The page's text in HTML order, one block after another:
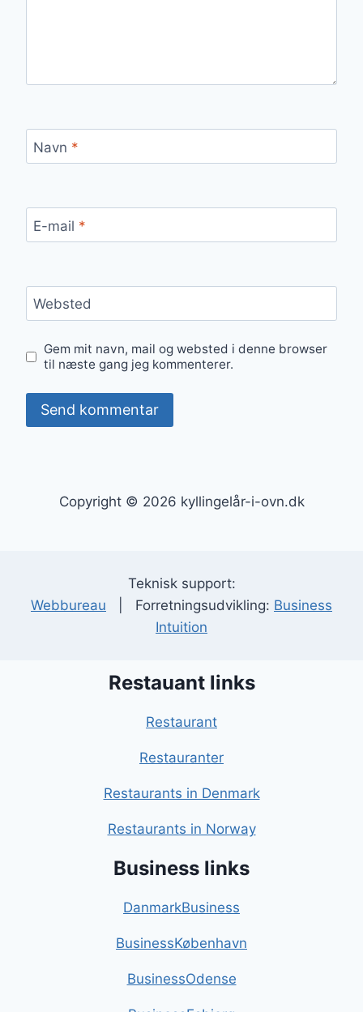
Navn *
E-mail *
Websted
Gem mit navn, mail og websted i denne browser
til næste gang jeg kommenterer.
Copyright © 2026 kyllingelår-i-ovn.dk
Teknisk support:
Webbureau | Forretningsudvikling: Business
Intuition
Restauant links
Restaurant
Restauranter
Restaurants in Denmark
Restaurants in Norway
Business links
DanmarkBusiness
BusinessKøbenhavn
BusinessOdense